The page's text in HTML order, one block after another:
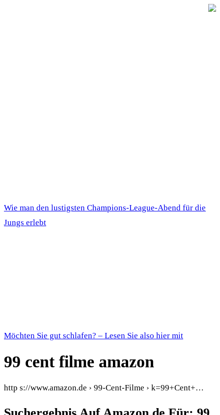
Wie man den lustigsten Champions-League-Abend für die
Jungs erlebt
Möchten Sie gut schlafen? – Lesen Sie also hier mit
99 cent filme amazon
http s://www.amazon.de › 99-Cent-Filme › k=99+Cent+…